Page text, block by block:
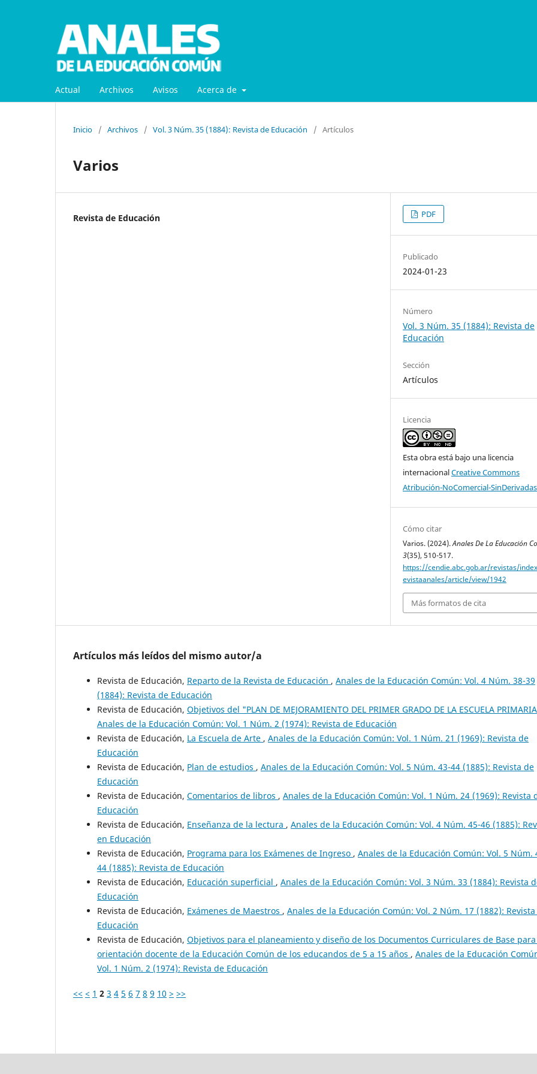
Actual Archivos Avisos Acerca de
Inicio / Archivos / Vol. 3 Núm. 35 (1884): Revista de Educación / Artículos
Varios
Revista de Educación PDF
Publicado
2024-01-23
Número
Vol. 3 Núm. 35 (1884): Revista de
Educación
Sección
Artículos
Licencia
Esta obra está bajo una licencia
internacionalCreative Commons
Atribución-NoComercial-
Cómo citar
Varios. (2024).Anales De La Educación
3(35), 510-517.
https://cendie.abc.gob.ar/revistas/
evistaanales/article/view/1942
Más formatos de cita
Artículos más leídos del mismo autor/a
Revista de Educación, Reparto de la Revista de Educación , Anales de la Educación Común: Vol. 4 Núm. 38-39
(1884): Revista de Educación
Revista de Educación, Objetivos del "PLAN DE MEJORAMIENTO DEL PRIMER GRADO DE LA ESCUELA
Anales de la Educación Común: Vol. 1 Núm. 2 (1974): Revista de Educación
Revista de Educación, La Escuela de Arte , Anales de la Educación Común: Vol. 1 Núm. 21 (1969): Revista de
Educación
Revista de Educación, Plan de estudios , Anales de la Educación Común: Vol. 5 Núm. 43-44 (1885): Revista de
Educación
Revista de Educación, Comentarios de libros , Anales de la Educación Común: Vol. 1 Núm. 24 (1969): Revista
Educación
Revista de Educación, Enseñanza de la lectura , Anales de la Educación Común: Vol. 4 Núm. 45-46 (1885):
en Educación
Revista de Educación, Programa para los Exámenes de Ingreso , Anales de la Educación Común: Vol. 5 Núm.
44 (1885): Revista de Educación
Revista de Educación, Educación superficial , Anales de la Educación Común: Vol. 3 Núm. 33 (1884): Revista
Educación
Revista de Educación, Exámenes de Maestros , Anales de la Educación Común: Vol. 2 Núm. 17 (1882):
Educación
Revista de Educación, Objetivos para el planeamiento y diseño de los Documentos Curriculares de Base
orientación docente de la Educación Común de los educandos de 5 a 15 años , Anales de la Educación
Vol. 1 Núm. 2 (1974): Revista de Educación
<< < 1 2 3 4 5 6 7 8 9 10 > >>